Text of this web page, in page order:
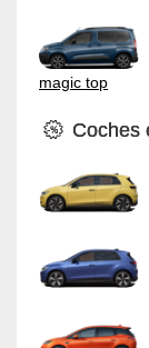
magic top
Coches